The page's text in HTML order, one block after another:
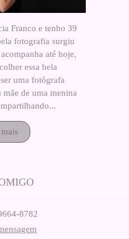
Franco e tenho 39
fotografia surgiu
até hoje,
essa bela
uma fotógrafa
de uma menina
8782